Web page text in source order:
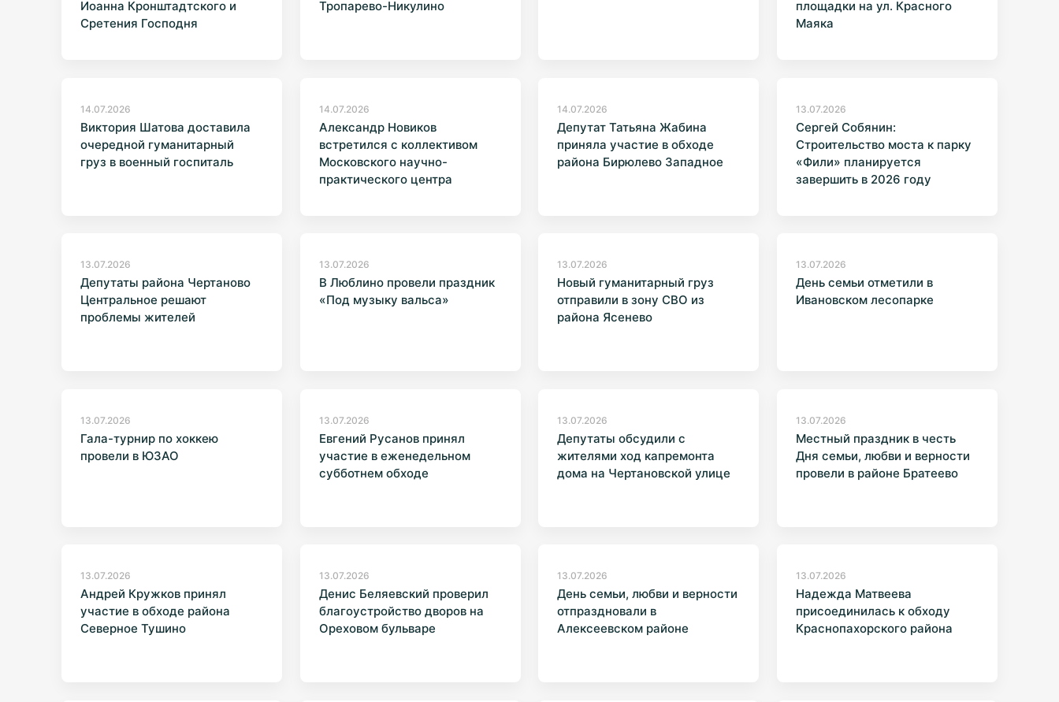
Иоанна Кронштадтского и
Сретения Господня
Тропарево-Никулино
площадки на ул. Красного
Маяка
14.07.2026
Виктория Шатова доставила
очередной гуманитарный
груз в военный госпиталь
14.07.2026
Александр Новиков
встретился с коллективом
Московского научно-
практического центра
14.07.2026
Депутат Татьяна Жабина
приняла участие в обходе
района Бирюлево Западное
13.07.2026
Сергей Собянин:
Строительство моста к парку
«Фили» планируется
завершить в 2026 году
13.07.2026
Депутаты района Чертаново
Центральное решают
проблемы жителей
13.07.2026
В Люблино провели праздник
«Под музыку вальса»
13.07.2026
Новый гуманитарный груз
отправили в зону СВО из
района Ясенево
13.07.2026
День семьи отметили в
Ивановском лесопарке
13.07.2026
Гала-турнир по хоккею
провели в ЮЗАО
13.07.2026
Евгений Русанов принял
участие в еженедельном
субботнем обходе
13.07.2026
Депутаты обсудили с
жителями ход капремонта
дома на Чертановской улице
13.07.2026
Местный праздник в честь
Дня семьи, любви и верности
провели в районе Братеево
13.07.2026
Андрей Кружков принял
участие в обходе района
Северное Тушино
13.07.2026
Денис Беляевский проверил
благоустройство дворов на
Ореховом бульваре
13.07.2026
День семьи, любви и верности
отпраздновали в
Алексеевском районе
13.07.2026
Надежда Матвеева
присоединилась к обходу
Краснопахорского района